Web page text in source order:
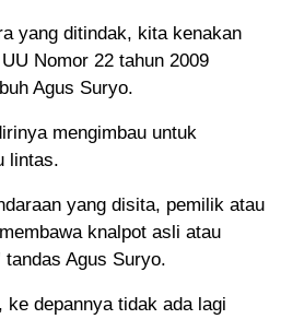
yang ditindak, kita kenakan
Nomor 22 tahun 2009
Agus Suryo.
mengimbau untuk
lintas.
yang disita, pemilik atau
knalpot asli atau
tandas Agus Suryo.
ke depannya tidak ada lagi